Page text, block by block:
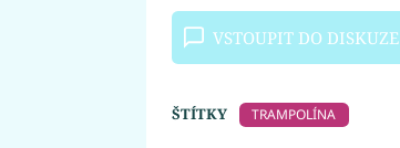
VSTOUPIT DO DISKUZE
ŠTÍTKY TRAMPOLÍNA